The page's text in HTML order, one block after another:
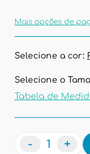
Mais opções de
Selecione a cor:
Selecione o
Tabela de
- +